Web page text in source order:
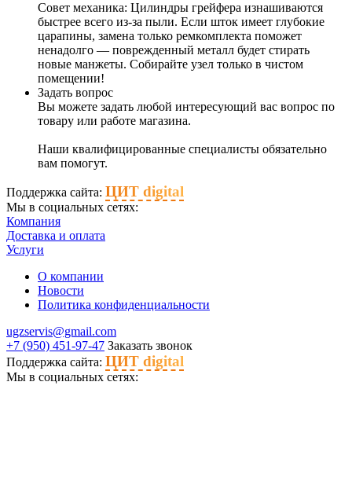
Совет механика: Цилиндры грейфера изнашиваются
быстрее всего из-за пыли. Если шток имеет глубокие
царапины, замена только ремкомплекта поможет
ненадолго — поврежденный металл будет стирать
новые манжеты. Собирайте узел только в чистом
помещении!
Задать вопрос
Вы можете задать любой интересующий вас вопрос по
товару или работе магазина.
Наши квалифицированные специалисты обязательно
вам помогут.
Поддержка сайта: ЦИТ digital
Мы в социальных сетях:
Компания
Доставка и оплата
Услуги
О компании
Новости
Политика конфиденциальности
ugzservis@gmail.com
+7 (950) 451-97-47 Заказать звонок
Поддержка сайта: ЦИТ digital
Мы в социальных сетях: